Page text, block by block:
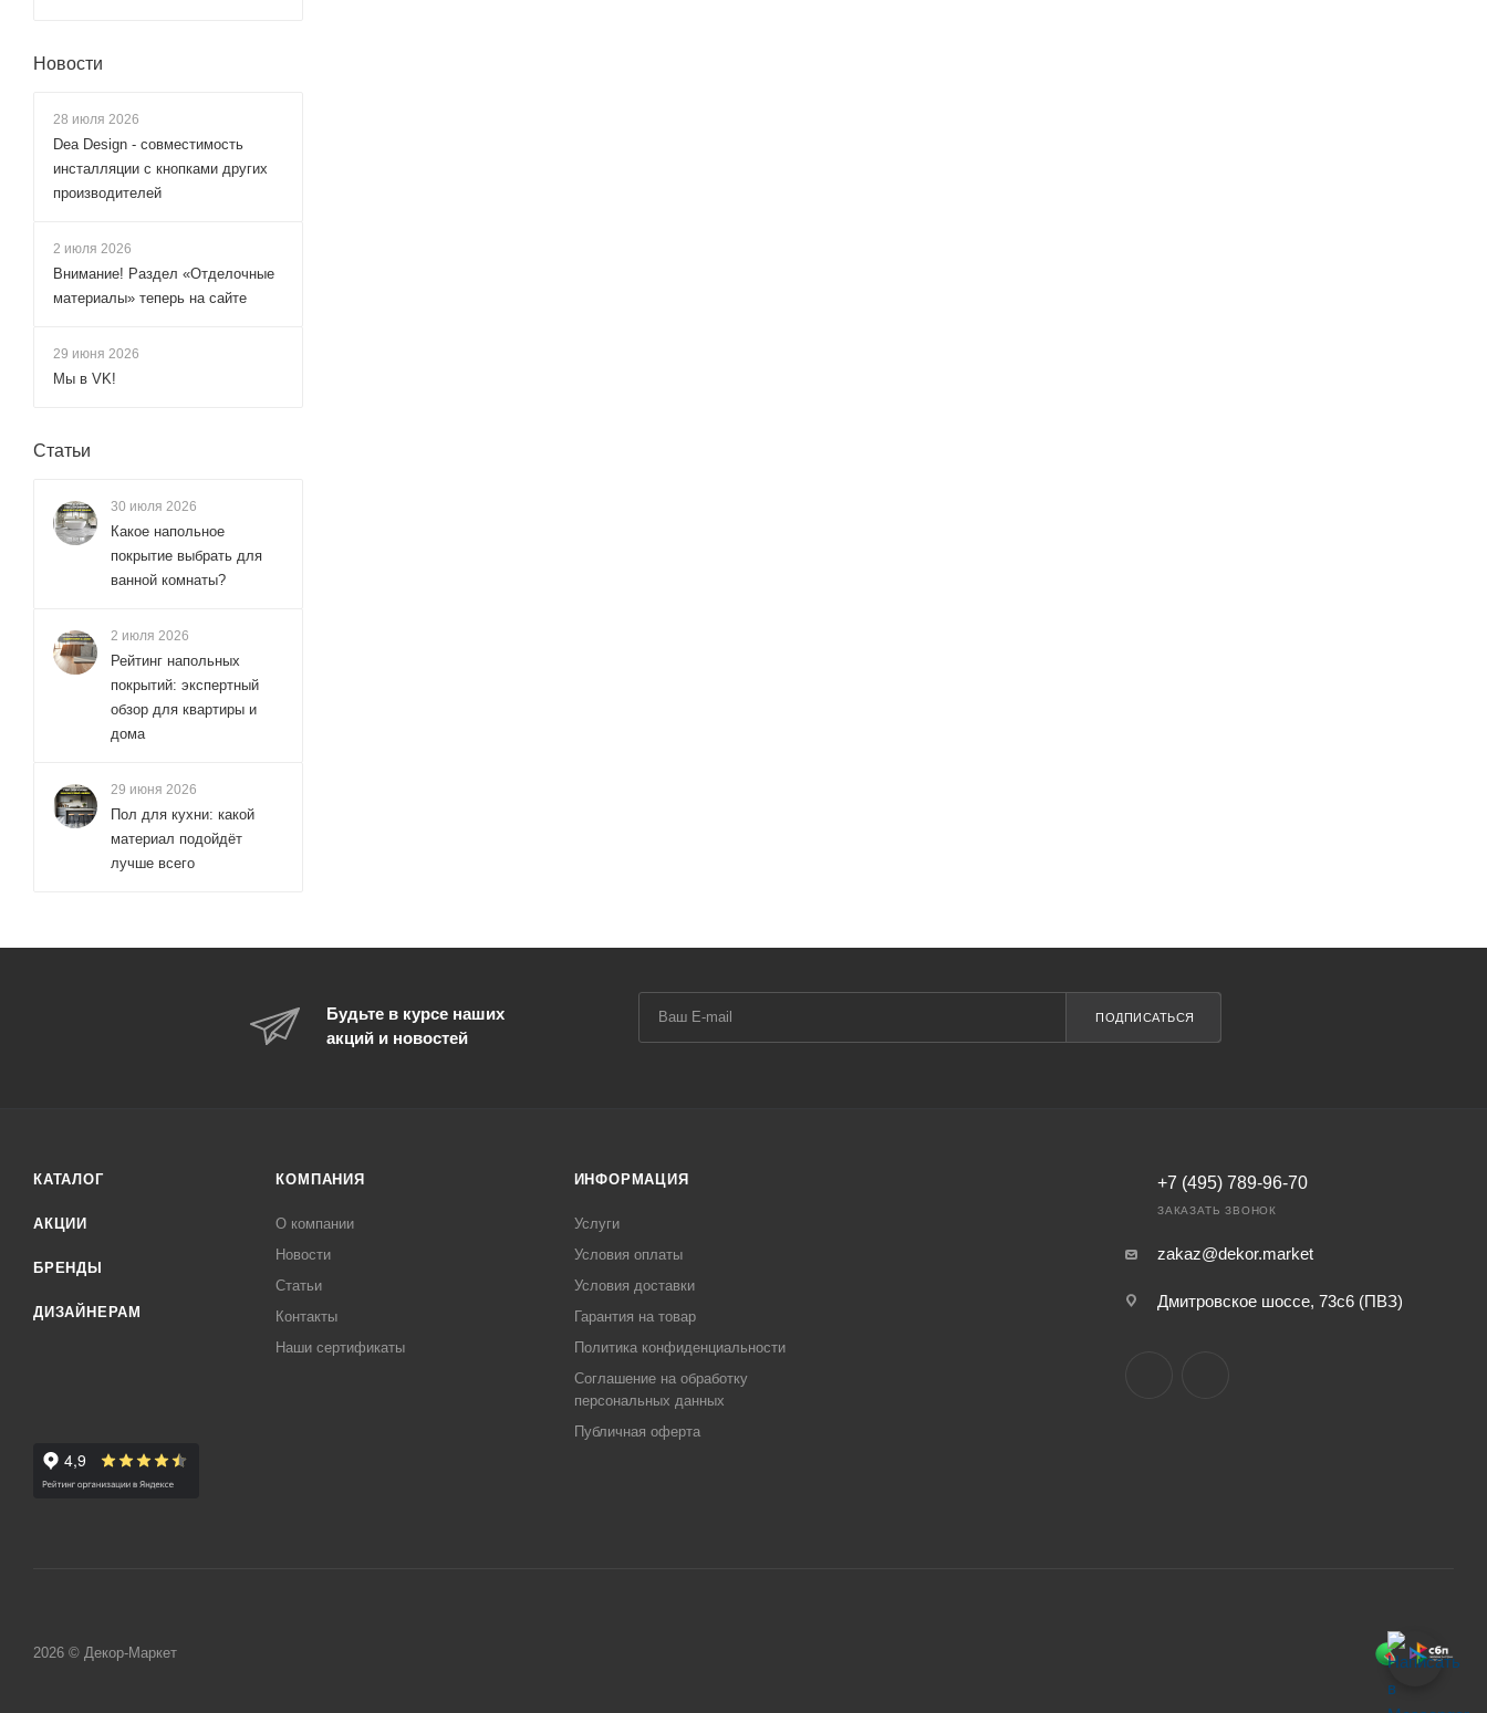
Новости
28 июля 2026
Dea Design - совместимость
инсталляции с кнопками других
производителей
2 июля 2026
Внимание! Раздел «Отделочные
материалы» теперь на сайте
29 июня 2026
Мы в VK!
Статьи
30 июля 2026
Какое напольное
покрытие выбрать для
ванной комнаты?
2 июля 2026
Рейтинг напольных
покрытий: экспертный
обзор для квартиры и
дома
29 июня 2026
Пол для кухни: какой
материал подойдёт
лучше всего
Будьте в курсе наших
акций и новостей
ПОДПИСАТЬСЯ
КАТАЛОГ
АКЦИИ
БРЕНДЫ
ДИЗАЙНЕРАМ
КОМПАНИЯ
О компании
Новости
Статьи
Контакты
Наши сертификаты
ИНФОРМАЦИЯ
Услуги
Условия оплаты
Условия доставки
Гарантия на товар
Политика конфиденциальности
Соглашение на обработку
персональных данных
Публичная оферта
+7 (495) 789-96-70
ЗАКАЗАТЬ ЗВОНОК
zakaz@dekor.market
Дмитровское шоссе, 73с6 (ПВЗ)
2026 © Декор-Маркет